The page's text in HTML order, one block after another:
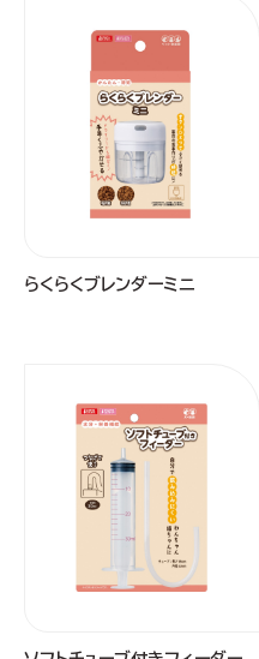
らくらくブレンダーミニ